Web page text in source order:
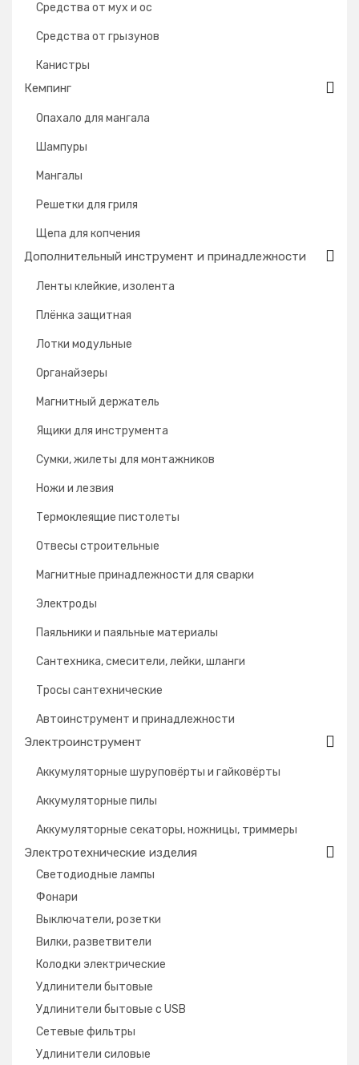
Средства от мух и ос
Средства от грызунов
Канистры
Кемпинг
Опахало для мангала
Шампуры
Мангалы
Решетки для гриля
Щепа для копчения
Дополнительный инструмент и принадлежности
Ленты клейкие, изолента
Плёнка защитная
Лотки модульные
Органайзеры
Магнитный держатель
Ящики для инструмента
Сумки, жилеты для монтажников
Ножи и лезвия
Термоклеящие пистолеты
Отвесы строительные
Магнитные принадлежности для сварки
Электроды
Паяльники и паяльные материалы
Сантехника, смесители, лейки, шланги
Тросы сантехнические
Автоинструмент и принадлежности
Электроинструмент
Аккумуляторные шуруповёрты и гайковёрты
Аккумуляторные пилы
Аккумуляторные секаторы, ножницы, триммеры
Электротехнические изделия
Светодиодные лампы
Фонари
Выключатели, розетки
Вилки, разветвители
Колодки электрические
Удлинители бытовые
Удлинители бытовые с USB
Сетевые фильтры
Удлинители силовые